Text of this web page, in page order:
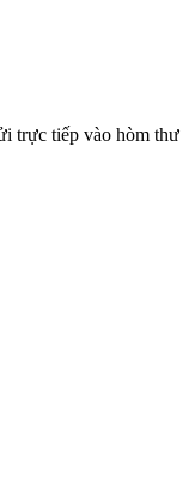
trực tiếp vào hòm thư